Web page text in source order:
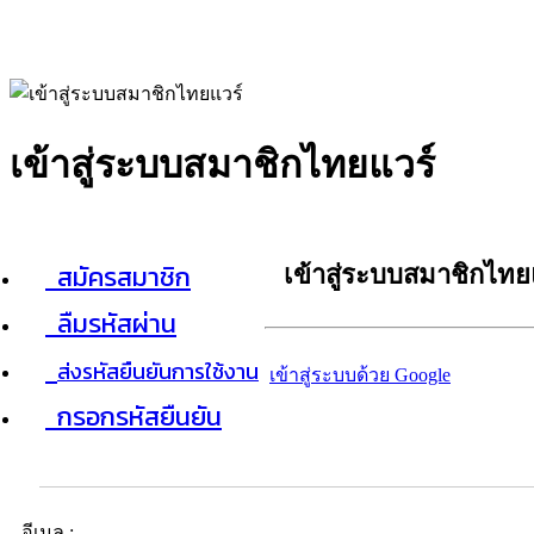
เข้าสู่ระบบสมาชิกไทยแวร์
สมัครสมาชิก
ลืมรหัสผ่าน
ส่งรหัสยืนยันการใช้งาน
กรอกรหัสยืนยัน
เข้าสู่ระบบสมาชิกไท
เข้าสู่ระบบด้วย Google